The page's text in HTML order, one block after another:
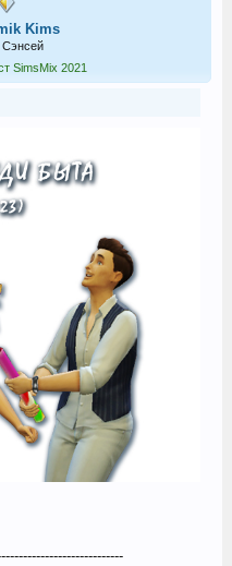
Kims
Сэнсей
SimsMix 2021